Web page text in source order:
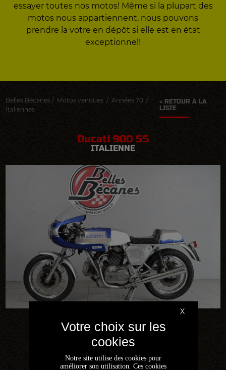
essayer toutes nos motos! Même si la plupart des
motos nous appartiennent, nous pouvons
prendre la votre en dépôt si elle est en état
exceptionnel!
Belles Bécanes / Motos vendues / Années 70 /
Italiennes
< RETOUR À LA
LISTE
Ducati 900 SS
ITALIENNE
X
Notre site utilise des cookies pour
améliorer son utilisation. Ces cookies